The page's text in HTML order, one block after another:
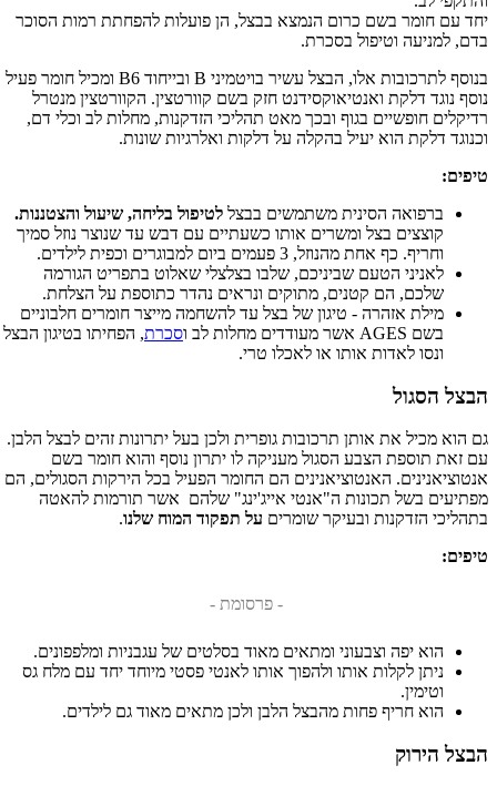
יחד עם חומר בשם כרום הנמצא בבצל, הן פועלות להפחתת רמות הסוכר
בדם, למניעה וטיפול בסכרת.
בנוסף לתרכובות אלו, הבצל עשיר בויטמיני B ובייחוד B6 ומכיל חומר פעיל
נוסף נוגד דלקת ואנטיאוקסידנט חזק בשם קוורטצין. הקוורטצין מנטרל
רדיקלים חופשיים בגוף ובכך מאט תהליכי הזדקנות, מחלות לב וכלי דם,
וכנוגד דלקת הוא יעיל בהקלה על דלקות ואלרגיות שונות.
טיפים:
ברפואה הסינית משתמשים בבצל לטיפול בליחה, שיעול והצטננות.
קוצצים בצל ומשרים אותו כשעתיים עם דבש עד שנוצר נוזל סמיך
וחריף. כף אחת מהנוזל, 3 פעמים ביום למבוגרים וכפית לילדים.
לאניני הטעם שביניכם, שלבו בצלצלי שאלוט בתפריט הגורמה
שלכם, הם קטנים, מתוקים ונראים נהדר כתוספת על הצלחת.
מילת אזהרה - טיגון של בצל עד להשחמה מייצר חומרים חלבוניים
בשם AGES אשר מעודדים מחלות לב ו
סכרת, הפחיתו בטיגון הבצל
ונסו לאדות אותו או לאכלו טרי.
הבצל הסגול
גם הוא מכיל את אותן תרכובות גופרית ולכן בעל יתרונות זהים לבצל הלבן.
עם זאת תוספת הצבע הסגול מעניקה לו יתרון נוסף והוא חומר בשם
אנטוציאנינים. האנטוציאנינים הם החומר הפעיל בכל הירקות הסגולים, הם
מפתיעים בשל תכונות ה"אנטי אייג'ינג" שלהם אשר תורמות להאטה
בתהליכי הזדקנות ובעיקר שומרים על תפקוד המוח שלנו.
טיפים:
- פרסומת -
הוא יפה וצבעוני ומתאים מאוד בסלטים של עגבניות ומלפפונים.
ניתן לקלות אותו ולהפוך אותו לאנטי פסטי מיוחד יחד עם מלח גס
וטימין.
הוא חריף פחות מהבצל הלבן ולכן מתאים מאוד גם לילדים.
הבצל הירוק